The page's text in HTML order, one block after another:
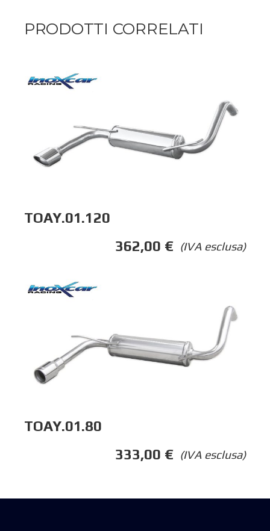
PRODOTTI CORRELATI
TOAY.01.120
(IVA esclusa)
362,00 €
TOAY.01.80
(IVA esclusa)
333,00 €